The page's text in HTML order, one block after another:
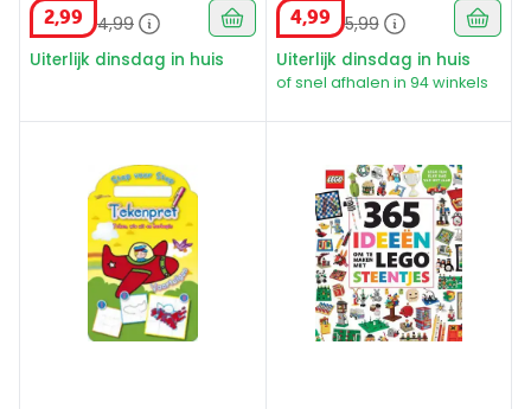
2,99 4,99
Uiterlijk dinsdag in huis
4,99 5,99
Uiterlijk dinsdag in huis
of snel afhalen in 94 winkels